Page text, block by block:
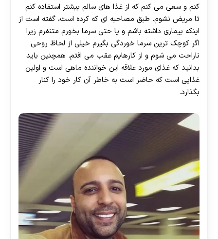
کنم و سعی می کنم که از غذا های سالم بیشتر استفاده کنم
تا مریض نشوم. طبق مصاحبه ای که کرده است، گفته است از
اینکه بیماری داشته باشم و یا حتی سرما بخورم متنفرم زیرا
اگر کوچک ترین سرما خوردگی بگیرم خیلی از لحاظ روحی
ناراحت می شوم و از کارهایم عقب می افتم. همچنین باید
بدانید که غذای مورد علاقه این خواننده ماهی است و اولین
غذایی است که حاضر است به خاطر آن کار خود را کنار
بگذارد.